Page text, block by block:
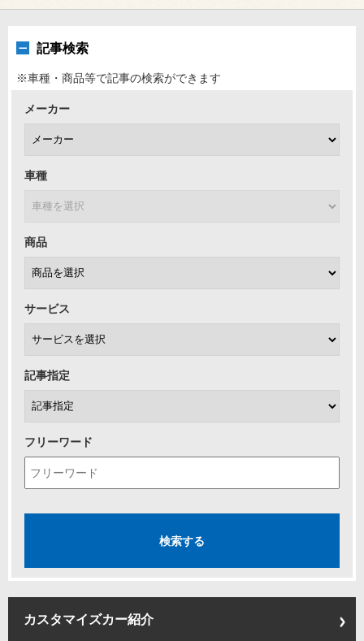
記事検索
※車種・商品等で記事の検索ができます
メーカー
車種
商品
サービス
記事指定
フリーワード
カスタマイズカー紹介